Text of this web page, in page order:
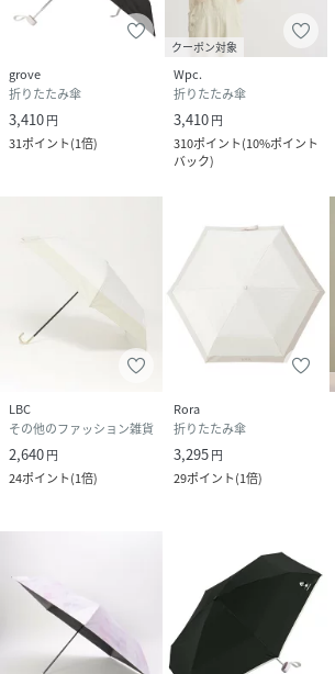
grove
折りたたみ傘
3,410円
31ポイント(1倍)
クーポン対象
Wpc.
折りたたみ傘
3,410円
310ポイント(10%ポイント
バック)
LBC
その他のファッション雑貨
2,640円
24ポイント(1倍)
Rora
折りたたみ傘
3,295円
29ポイント(1倍)